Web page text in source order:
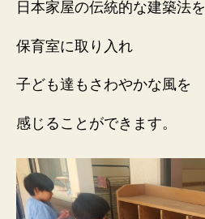
日本家屋の伝統的な建築法を
保育室に取り入れ
子ども達もさわやかな風を
感じることができます。